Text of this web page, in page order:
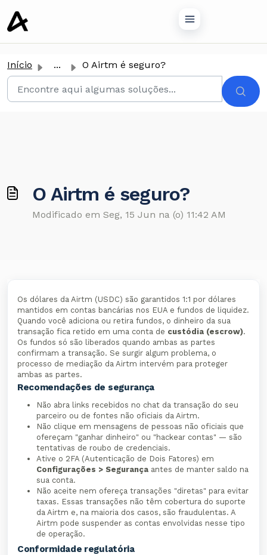
principal
Início ... O Airtm é seguro?
O Airtm é seguro?
Modificado em Seg, 15 Jun na (o) 11:42 AM
Os dólares da Airtm (USDC) são garantidos 1:1 por dólares
mantidos em contas bancárias nos EUA e fundos de liquidez.
Quando você adiciona ou retira fundos, o dinheiro da sua
transação fica retido em uma conta de custódia (escrow).
Os fundos só são liberados quando ambas as partes
confirmam a transação. Se surgir algum problema, o
processo de mediação da Airtm intervém para proteger
ambas as partes.
Recomendações de segurança
Não abra links recebidos no chat da transação do seu
parceiro ou de fontes não oficiais da Airtm.
Não clique em mensagens de pessoas não oficiais que
ofereçam "ganhar dinheiro" ou "hackear contas" — são
tentativas de roubo de credenciais.
Ative o 2FA (Autenticação de Dois Fatores) em
Configurações > Segurança antes de manter saldo na
sua conta.
Não aceite nem ofereça transações "diretas" para evitar
taxas. Essas transações não têm cobertura do suporte
da Airtm e, na maioria dos casos, são fraudulentas. A
Airtm pode suspender as contas envolvidas nesse tipo
de operação.
Conformidade regulatória